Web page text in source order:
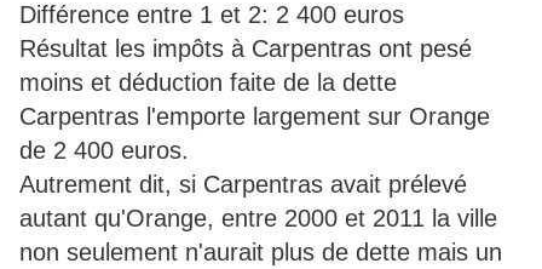
Différence entre 1 et 2: 2 400 euros
Résultat les impôts à Carpentras ont pesé
moins et déduction faite de la dette
Carpentras l'emporte largement sur Orange
de 2 400 euros.
Autrement dit, si Carpentras avait prélevé
autant qu'Orange, entre 2000 et 2011 la ville
non seulement n'aurait plus de dette mais un